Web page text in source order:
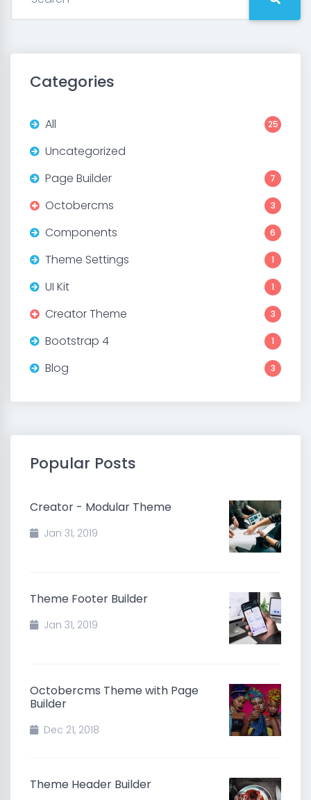
Categories
All 25
Uncategorized
Page Builder
7
Octobercms 3
Components 6
Theme Settings 1
UI Kit 1
Creator Theme 3
Bootstrap 4 1
Blog 3
Popular Posts
Creator - Modular Theme
Jan 31, 2019
Theme Footer Builder
Jan 31, 2019
Octobercms Theme with Page
Builder
Dec 21, 2018
Theme Header Builder